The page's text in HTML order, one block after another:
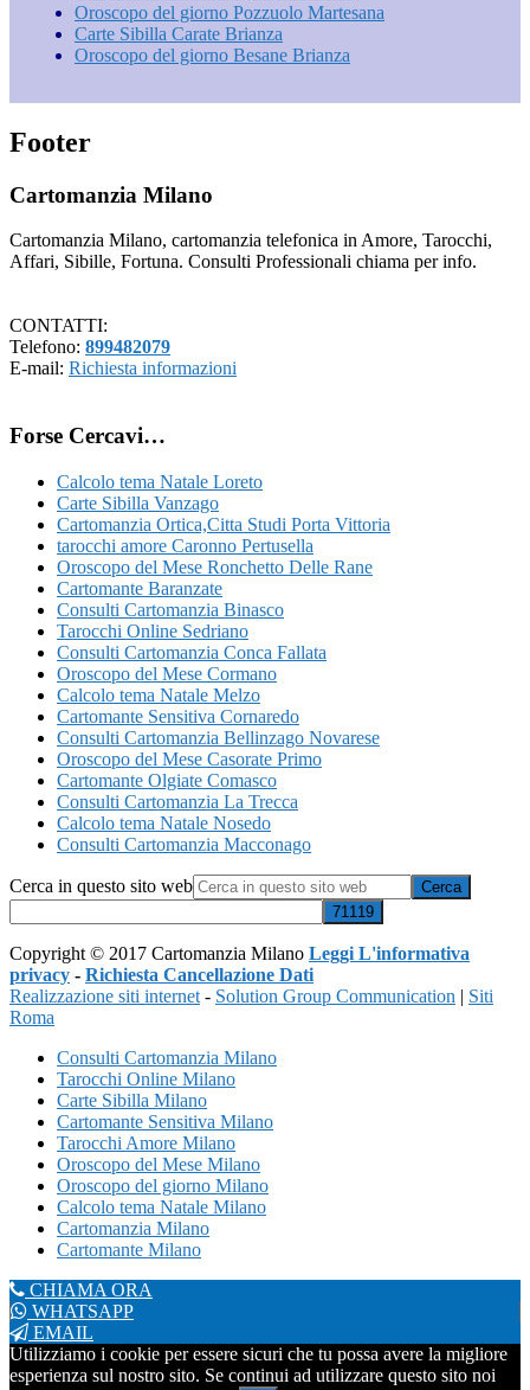
Oroscopo del giorno Pozzuolo Martesana
Carte Sibilla Carate Brianza
Oroscopo del giorno Besane Brianza
Footer
Cartomanzia Milano
Cartomanzia Milano, cartomanzia telefonica in Amore, Tarocchi,
Affari, Sibille, Fortuna. Consulti Professionali chiama per info.
CONTATTI:
Telefono: 899482079
E-mail: Richiesta informazioni
Forse Cercavi…
Calcolo tema Natale Loreto
Carte Sibilla Vanzago
Cartomanzia Ortica​,Citta Studi​ Porta Vittoria
tarocchi amore Caronno Pertusella
Oroscopo del Mese Ronchetto Delle Rane
Cartomante Baranzate
Consulti Cartomanzia Binasco
Tarocchi Online Sedriano
Consulti Cartomanzia Conca Fallata
Oroscopo del Mese Cormano
Calcolo tema Natale Melzo
Cartomante Sensitiva Cornaredo
Consulti Cartomanzia Bellinzago Novarese
Oroscopo del Mese Casorate Primo
Cartomante Olgiate Comasco
Consulti Cartomanzia La Trecca
Calcolo tema Natale Nosedo
Consulti Cartomanzia Macconago
Cerca in questo sito web
Copyright © 2017 Cartomanzia Milano Leggi L'informativa
privacy - Richiesta Cancellazione Dati
Realizzazione siti internet - Solution Group Communication | Siti
Roma
Consulti Cartomanzia Milano
Tarocchi Online Milano
Carte Sibilla Milano
Cartomante Sensitiva Milano
Tarocchi Amore Milano
Oroscopo del Mese Milano
Oroscopo del giorno Milano
Calcolo tema Natale Milano
Cartomanzia Milano
Cartomante Milano
CHIAMA ORA
WHATSAPP
EMAIL
Utilizziamo i cookie per essere sicuri che tu possa avere la migliore
esperienza sul nostro sito. Se continui ad utilizzare questo sito noi